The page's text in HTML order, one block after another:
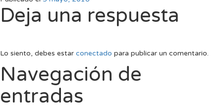
Deja una respuesta
Lo siento, debes estar conectado para publicar un comentario.
Navegación de
entradas